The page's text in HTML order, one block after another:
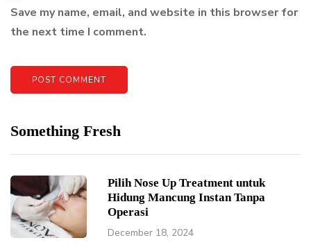
Save my name, email, and website in this browser for
the next time I comment.
Something Fresh
Pilih Nose Up Treatment untuk
Hidung Mancung Instan Tanpa
Operasi
December 18, 2024